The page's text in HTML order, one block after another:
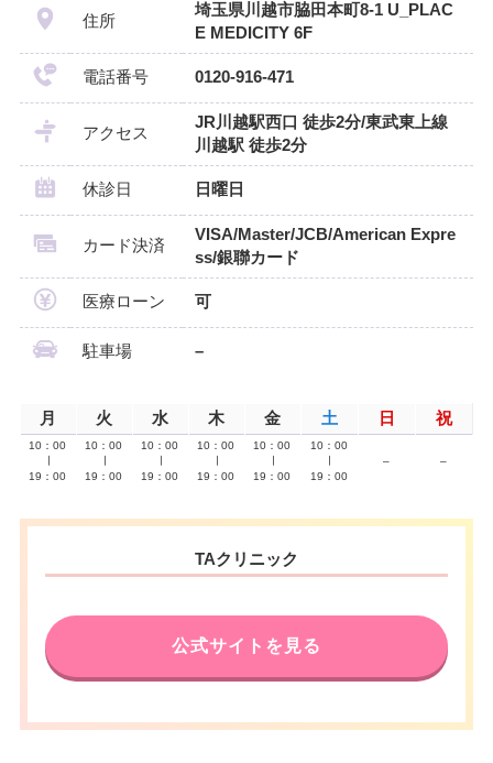
住所
埼玉県川越市脇田本町8-1 U_PLAC
E MEDICITY 6F
電話番号 0120-916-471
アクセス
JR川越駅西口 徒歩2分/東武東上線
川越駅 徒歩2分
休診日 日曜日
カード決済
VISA/Master/JCB/American Expre
ss/銀聯カード
医療ローン 可
駐車場 –
月 火 水 木 金 土 日 祝
10：00
19：00
10：00
19：00
10：00
19：00
10：00
19：00
10：00
19：00
10：00
19：00
– –
TAクリニック
公式サイトを見る